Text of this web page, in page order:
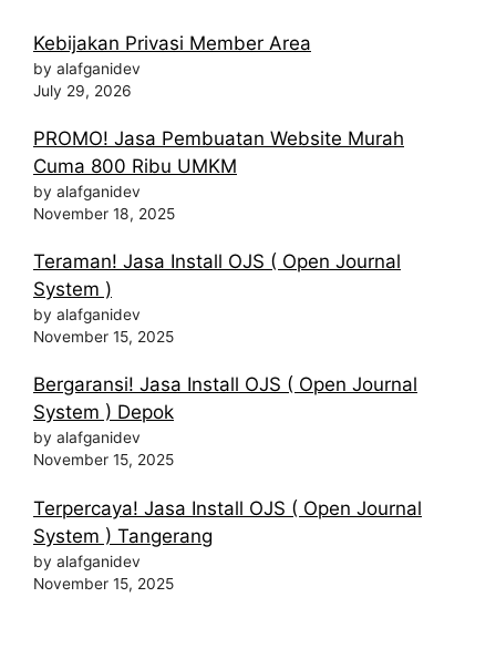
Kebijakan Privasi Member Area
by alafganidev
July 29, 2026
PROMO! Jasa Pembuatan Website Murah
Cuma 800 Ribu UMKM
by alafganidev
November 18, 2025
Teraman! Jasa Install OJS ( Open Journal
System )
by alafganidev
November 15, 2025
Bergaransi! Jasa Install OJS ( Open Journal
System ) Depok
by alafganidev
November 15, 2025
Terpercaya! Jasa Install OJS ( Open Journal
System ) Tangerang
by alafganidev
November 15, 2025